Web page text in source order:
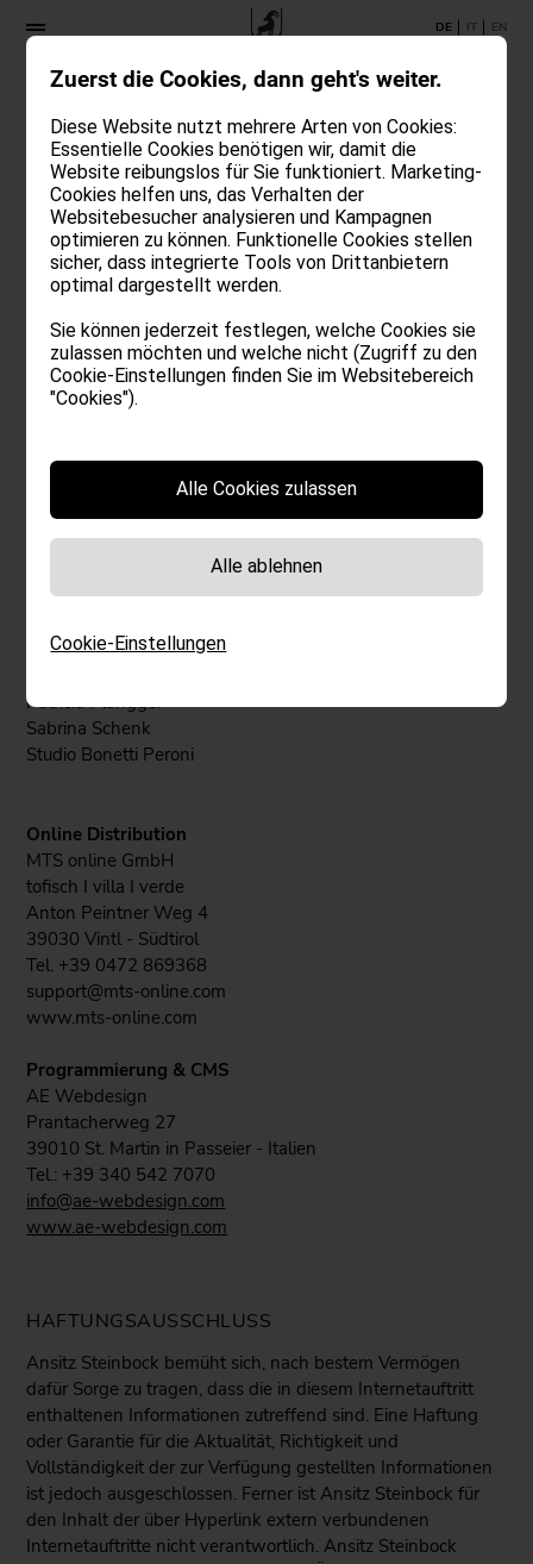
DE IT EN
Impressum
Ansitz Steinbock
39040 Villanders – Italien
info@ansitzsteinbock.com
Tel.:+39 0472 843 111
www.ansitzsteinbock.com
Beratung & Koordination Website
allblau ist ein Unternehmen für Marken- &
Marketingberatung in Südtirol, Italien.
hello@allblau.com
Patricia Plangger
Sabrina Schenk
Studio Bonetti Peroni
Online Distribution
MTS online GmbH
tofisch I villa I verde
Anton Peintner Weg 4
39030 Vintl - Südtirol
Tel. +39 0472 869368
support@mts-online.com
www.mts-online.com
Programmierung & CMS
AE Webdesign
Prantacherweg 27
39010 St. Martin in Passeier - Italien
Tel.: +39 340 542 7070
info@ae-webdesign.com
www.ae-webdesign.com
HAFTUNGSAUSSCHLUSS
Ansitz Steinbock bemüht sich, nach bestem Vermögen
dafür Sorge zu tragen, dass die in diesem Internetauftritt
enthaltenen Informationen zutreffend sind. Eine Haftung
oder Garantie für die Aktualität, Richtigkeit und
Vollständigkeit der zur Verfügung gestellten Informationen
ist jedoch ausgeschlossen. Ferner ist Ansitz Steinbock für
den Inhalt der über Hyperlink extern verbundenen
Internetauftritte nicht verantwortlich. Ansitz Steinbock
Zuerst die Cookies, dann geht's weiter.
Diese Website nutzt mehrere Arten von Cookies:
Essentielle Cookies benötigen wir, damit die
Website reibungslos für Sie funktioniert. Marketing-
Cookies helfen uns, das Verhalten der
Websitebesucher analysieren und Kampagnen
optimieren zu können. Funktionelle Cookies stellen
sicher, dass integrierte Tools von Drittanbietern
optimal dargestellt werden.
Sie können jederzeit festlegen, welche Cookies sie
zulassen möchten und welche nicht (Zugriff zu den
Cookie-Einstellungen finden Sie im Websitebereich
"Cookies").
Cookie-Einstellungen
Alle Cookies zulassen
Alle ablehnen